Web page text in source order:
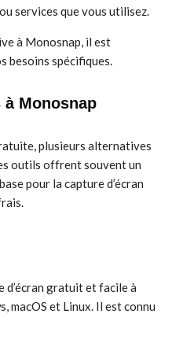
services que vous utilisez.
à Monosnap, il est
besoins spécifiques.
Monosnap
plusieurs alternatives
outils offrent souvent un
pour la capture d’écran
gratuit et facile à
macOS et Linux. Il est connu